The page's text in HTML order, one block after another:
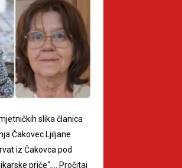
slika članica
Čakovec Ljiljane
iz Čakovca pod
priče“,…
Pročitaj